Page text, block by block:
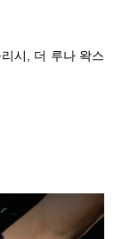
시, 더 루나 왁스